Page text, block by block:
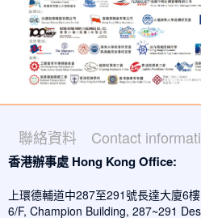
聯絡資料 Contact
香港辦事處 Hong Kong Office:
上環德輔道中287至291號長達大廈6樓
6/F, Champion Building, 287~291